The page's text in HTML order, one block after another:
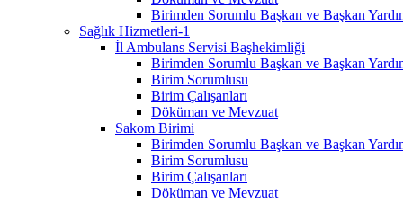
Birimden Sorumlu Başkan ve Başkan
Sağlık Hizmetleri-1
İl Ambulans Servisi Başhekimliği
Birimden Sorumlu Başkan ve Başkan
Birim Sorumlusu
Birim Çalışanları
Döküman ve Mevzuat
Sakom Birimi
Birimden Sorumlu Başkan ve Başkan
Birim Sorumlusu
Birim Çalışanları
Döküman ve Mevzuat